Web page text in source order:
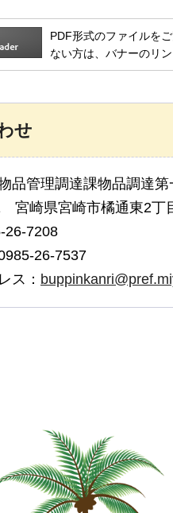
PDF形式のファイルを
ない方は、バナーのリ
せ
品管理調達課物品調達
宮崎県宮崎市橘通東2丁
26-7208
26-7537
ス：